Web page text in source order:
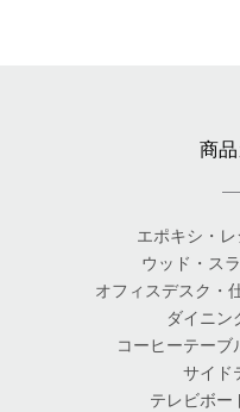
商
エポキシ・
ウッド・ス
オフィスデスク・
ダイニン
コーヒーテーブ
サイド
テレビボー